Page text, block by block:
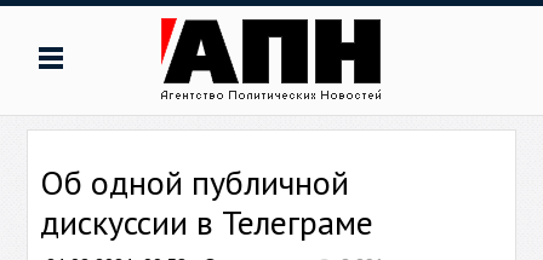
Об одной публичной
дискуссии в Телеграме